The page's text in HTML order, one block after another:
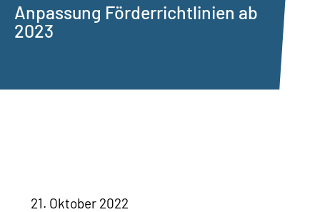
Anpassung Förderrichtlinien ab
2023
21. Oktober 2022